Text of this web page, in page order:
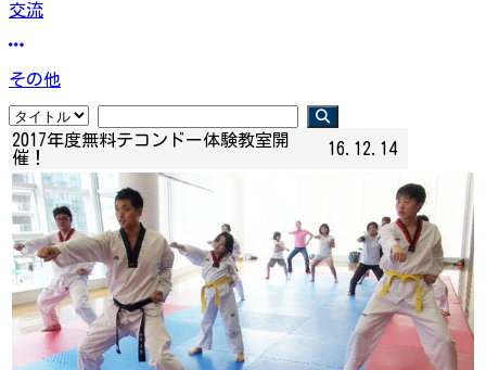
交流
その他
2017年度無料テコンドー体験教室開
催！
16.12.14